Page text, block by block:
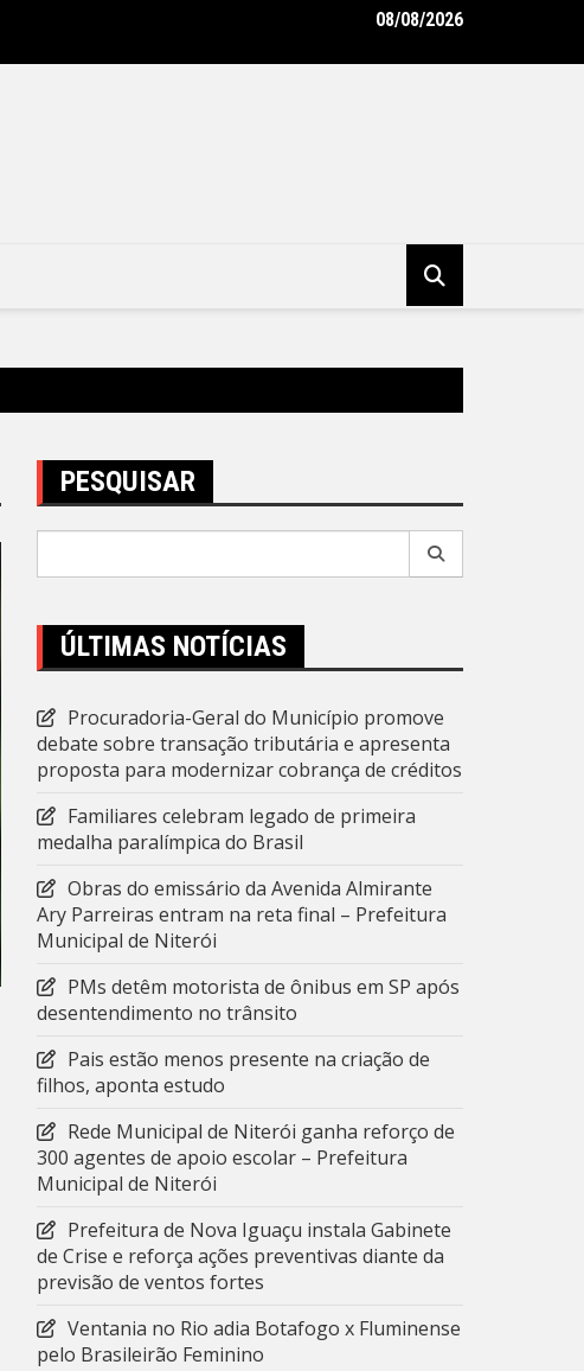
Obras do emissário da Avenida Almirante Ary Parreiras entram na reta
08/08/2026
PESQUISAR
ÚLTIMAS NOTÍCIAS
Procuradoria-Geral do Município promove
debate sobre transação tributária e apresenta
proposta para modernizar cobrança de créditos
Familiares celebram legado de primeira
medalha paralímpica do Brasil
Obras do emissário da Avenida Almirante
Ary Parreiras entram na reta final – Prefeitura
Municipal de Niterói
PMs detêm motorista de ônibus em SP após
desentendimento no trânsito
Pais estão menos presente na criação de
filhos, aponta estudo
Rede Municipal de Niterói ganha reforço de
300 agentes de apoio escolar – Prefeitura
Municipal de Niterói
Prefeitura de Nova Iguaçu instala Gabinete
de Crise e reforça ações preventivas diante da
previsão de ventos fortes
Ventania no Rio adia Botafogo x Fluminense
pelo Brasileirão Feminino